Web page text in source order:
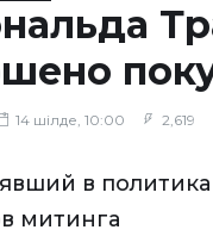
14 шілде, 10:00 2,619
в
митинга